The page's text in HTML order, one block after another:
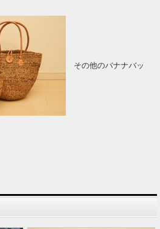
その他のバナナバッ